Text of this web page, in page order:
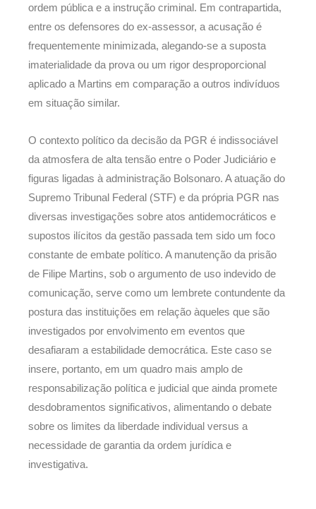
ordem pública e a instrução criminal. Em contrapartida,
entre os defensores do ex-assessor, a acusação é
frequentemente minimizada, alegando-se a suposta
imaterialidade da prova ou um rigor desproporcional
aplicado a Martins em comparação a outros indivíduos
em situação similar.
O contexto político da decisão da PGR é indissociável
da atmosfera de alta tensão entre o Poder Judiciário e
figuras ligadas à administração Bolsonaro. A atuação do
Supremo Tribunal Federal (STF) e da própria PGR nas
diversas investigações sobre atos antidemocráticos e
supostos ilícitos da gestão passada tem sido um foco
constante de embate político. A manutenção da prisão
de Filipe Martins, sob o argumento de uso indevido de
comunicação, serve como um lembrete contundente da
postura das instituições em relação àqueles que são
investigados por envolvimento em eventos que
desafiaram a estabilidade democrática. Este caso se
insere, portanto, em um quadro mais amplo de
responsabilização política e judicial que ainda promete
desdobramentos significativos, alimentando o debate
sobre os limites da liberdade individual versus a
necessidade de garantia da ordem jurídica e
investigativa.